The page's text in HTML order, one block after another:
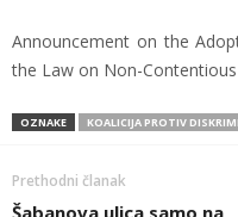
Announcement on the
the Law on Non-
OZNAKE KOALICIJA PROTIV
Prethodni članak
Šabanova ulica samo na